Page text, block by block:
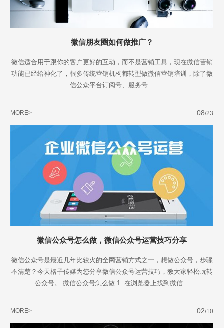
微信朋友圈如何做推广？
微信适合用于跟你的客户更好的互动，而不是营销工具，现在微信营销
功能已经给神化了，很多传统营销机构都转型做微信营销培训，除了微
信公众平台订阅号、服务号...
MORE> 08/23
微信公众号怎么做，微信公众号运营技巧分享
微信公众号是最近几年比较火的全网营销方式之一，想做公众号，步骤
不清楚？今天格子传媒为您分享微信公众号运营技巧，教大家轻松玩转
公众号。 微信公众号怎么做 1. 在浏览器上找到微信...
MORE> 02/10